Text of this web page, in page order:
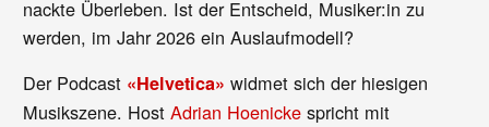
nackte Überleben. Ist der Entscheid, Musiker:in zu
werden, im Jahr 2026 ein Auslaufmodell?
Der Podcast «Helvetica» widmet sich der hiesigen
Musikszene. HostAdrian Hoenicke spricht mit